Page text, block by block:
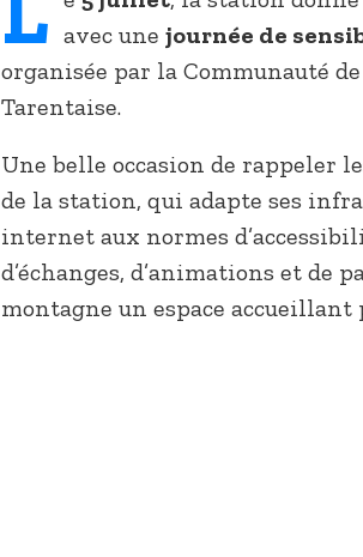
avec une journée de
organisée par la Communauté
Tarentaise.
Une belle occasion de rappeler
de la station, qui adapte ses
internet aux normes
d’échanges, d’animations et de
montagne un espace accueillant